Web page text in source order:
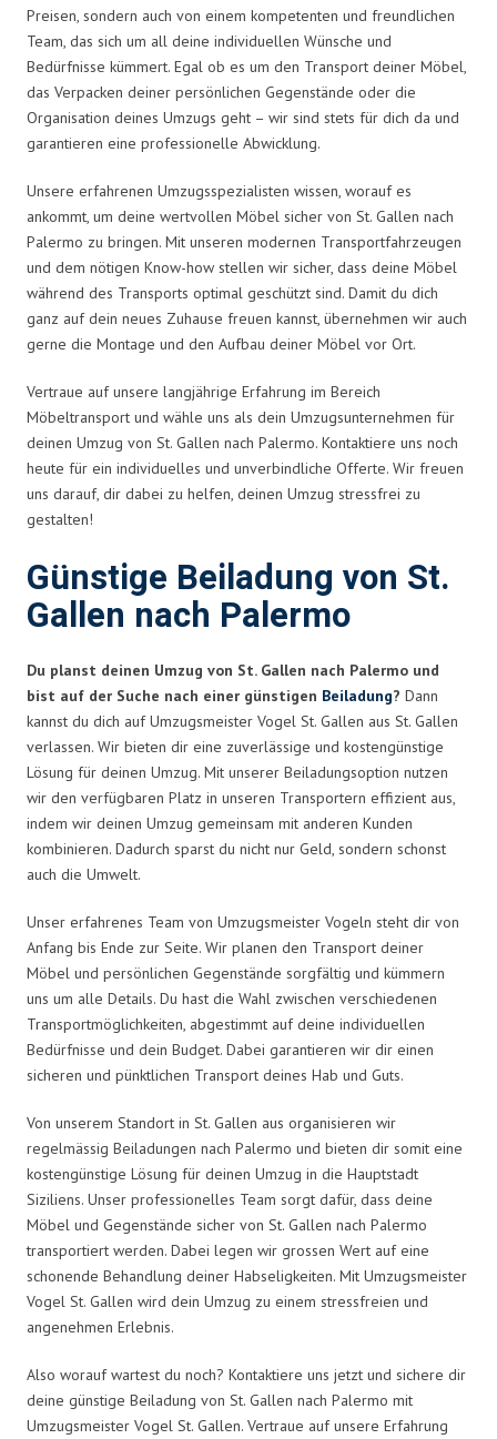
Preisen, sondern auch von einem kompetenten und freundlichen
Team, das sich um all deine individuellen Wünsche und
Bedürfnisse kümmert. Egal ob es um den Transport deiner Möbel,
das Verpacken deiner persönlichen Gegenstände oder die
Organisation deines Umzugs geht – wir sind stets für dich da und
garantieren eine professionelle Abwicklung.
Unsere erfahrenen Umzugsspezialisten wissen, worauf es
ankommt, um deine wertvollen Möbel sicher von St. Gallen nach
Palermo zu bringen. Mit unseren modernen Transportfahrzeugen
und dem nötigen Know-how stellen wir sicher, dass deine Möbel
während des Transports optimal geschützt sind. Damit du dich
ganz auf dein neues Zuhause freuen kannst, übernehmen wir auch
gerne die Montage und den Aufbau deiner Möbel vor Ort.
Vertraue auf unsere langjährige Erfahrung im Bereich
Möbeltransport und wähle uns als dein Umzugsunternehmen für
deinen Umzug von St. Gallen nach Palermo. Kontaktiere uns noch
heute für ein individuelles und unverbindliche Offerte. Wir freuen
uns darauf, dir dabei zu helfen, deinen Umzug stressfrei zu
gestalten!
Günstige Beiladung von St.
Gallen nach Palermo
Du planst deinen Umzug von St. Gallen nach Palermo und
bist auf der Suche nach einer günstigen Beiladung? Dann
kannst du dich auf Umzugsmeister Vogel St. Gallen aus St. Gallen
verlassen. Wir bieten dir eine zuverlässige und kostengünstige
Lösung für deinen Umzug. Mit unserer Beiladungsoption nutzen
wir den verfügbaren Platz in unseren Transportern effizient aus,
indem wir deinen Umzug gemeinsam mit anderen Kunden
kombinieren. Dadurch sparst du nicht nur Geld, sondern schonst
auch die Umwelt.
Unser erfahrenes Team von Umzugsmeister Vogeln steht dir von
Anfang bis Ende zur Seite. Wir planen den Transport deiner
Möbel und persönlichen Gegenstände sorgfältig und kümmern
uns um alle Details. Du hast die Wahl zwischen verschiedenen
Transportmöglichkeiten, abgestimmt auf deine individuellen
Bedürfnisse und dein Budget. Dabei garantieren wir dir einen
sicheren und pünktlichen Transport deines Hab und Guts.
Von unserem Standort in St. Gallen aus organisieren wir
regelmässig Beiladungen nach Palermo und bieten dir somit eine
kostengünstige Lösung für deinen Umzug in die Hauptstadt
Siziliens. Unser professionelles Team sorgt dafür, dass deine
Möbel und Gegenstände sicher von St. Gallen nach Palermo
transportiert werden. Dabei legen wir grossen Wert auf eine
schonende Behandlung deiner Habseligkeiten. Mit Umzugsmeister
Vogel St. Gallen wird dein Umzug zu einem stressfreien und
angenehmen Erlebnis.
Also worauf wartest du noch? Kontaktiere uns jetzt und sichere dir
deine günstige Beiladung von St. Gallen nach Palermo mit
Umzugsmeister Vogel St. Gallen. Vertraue auf unsere Erfahrung